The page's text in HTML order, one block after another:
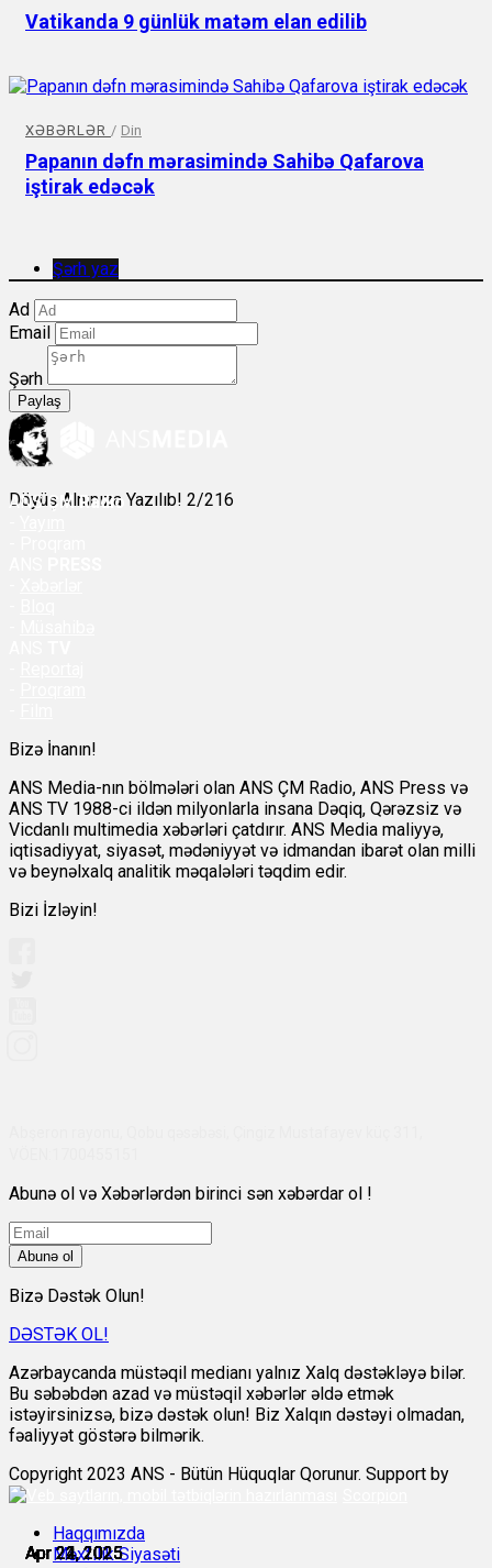
Apr 21, 2025
Apr 22, 2025
Apr 22, 2025
Apr 22, 2025
Vatikanda 9 günlük matəm elan edilib
Apr 24, 2025
XƏBƏRLƏR / Din
Papanın dəfn mərasimində Sahibə Qafarova
iştirak edəcək
Apr 24, 2025
Şərh yaz
Ad
Email
Şərh
Paylaş
Döyüş Alnınıza Yazılıb! 2/216
ANSÇM Radio
Bizə İnanın!
ANS Media-nın bölmələri olan ANS ÇM Radio, ANS Press və
ANS TV 1988-ci ildən milyonlarla insana Dəqiq, Qərəzsiz və
Vicdanlı multimedia xəbərləri çatdırır. ANS Media maliyyə,
iqtisadiyyat, siyasət, mədəniyyət və idmandan ibarət olan milli
və beynəlxalq analitik məqalələri təqdim edir.
Bizi İzləyin!
Abunə ol və Xəbərlərdən birinci sən xəbərdar ol !
Abunə ol
Bizə Dəstək Olun!
DƏSTƏK OL!
Azərbaycanda müstəqil medianı yalnız Xalq dəstəkləyə bilər.
Bu səbəbdən azad və müstəqil xəbərlər əldə etmək
istəyirsinizsə, bizə dəstək olun! Biz Xalqın dəstəyi olmadan,
fəaliyyət göstərə bilmərik.
Copyright 2023 ANS - Bütün Hüquqlar Qorunur. Support by
Haqqımızda
Məxfilik Siyasəti